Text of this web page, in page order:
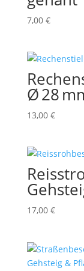
7,00 €
Ø 28
13,00 €
17,00 €